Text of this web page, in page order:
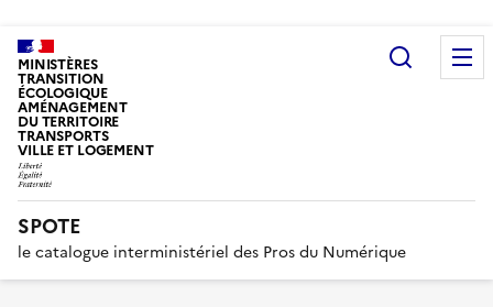
MINISTÈRES
TRANSITION
ÉCOLOGIQUE
AMÉNAGEMENT
DU TERRITOIRE
TRANSPORTS
VILLE ET LOGEMENT
SPOTE
le catalogue interministériel des Pros du Numérique